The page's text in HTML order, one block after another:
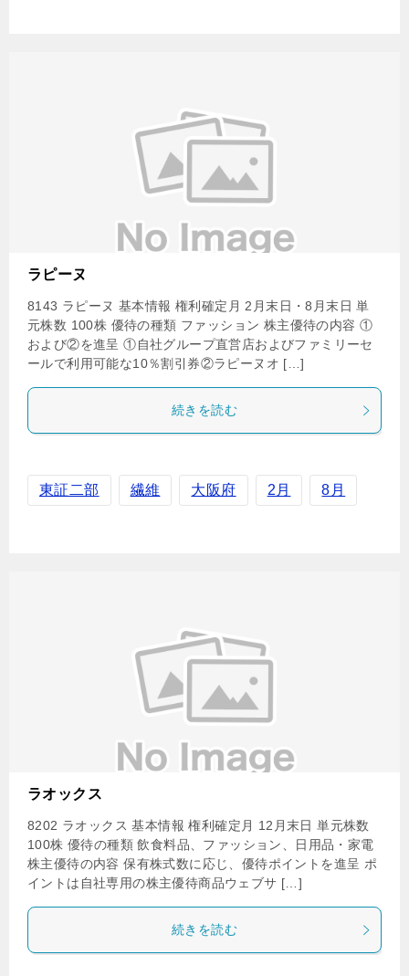
ラピーヌ
8143 ラピーヌ 基本情報 権利確定月 2月末日・8月末日 単
元株数 100株 優待の種類 ファッション 株主優待の内容 ①
および②を進呈 ①自社グループ直営店およびファミリーセ
ールで利用可能な10％割引券②ラピーヌオ […]
続きを読む
東証二部 繊維 大阪府 2月 8月
ラオックス
8202 ラオックス 基本情報 権利確定月 12月末日 単元株数
100株 優待の種類 飲食料品、ファッション、日用品・家電
株主優待の内容 保有株式数に応じ、優待ポイントを進呈 ポ
イントは自社専用の株主優待商品ウェブサ […]
続きを読む